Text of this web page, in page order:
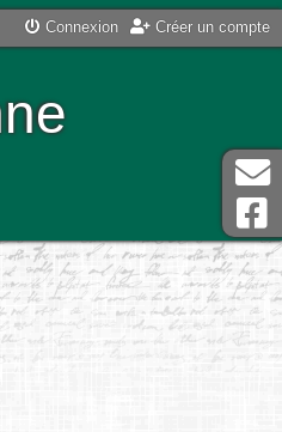
Connexion Créer un compte